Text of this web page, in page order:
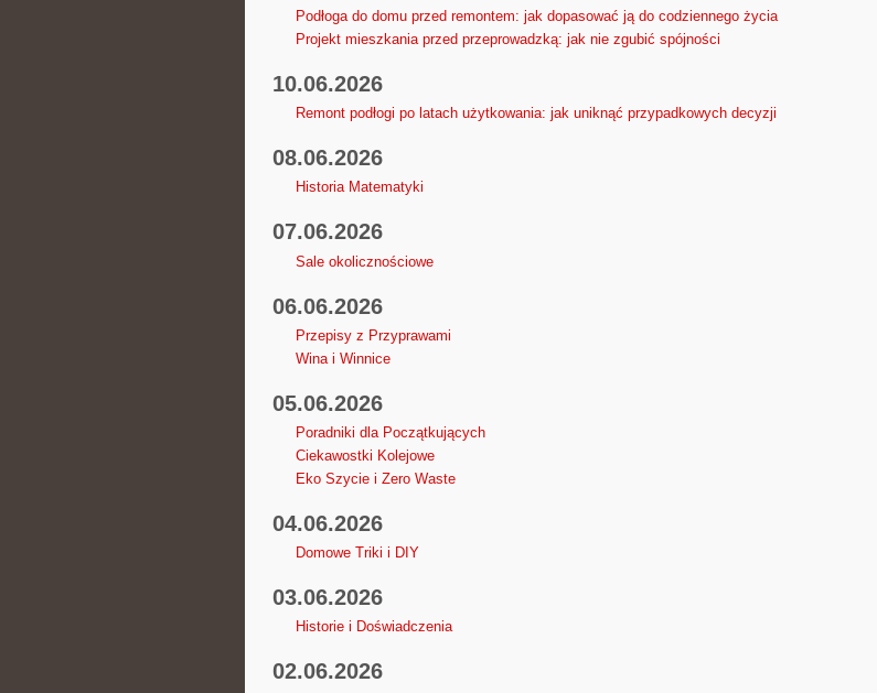
Podłoga do domu przed remontem: jak dopasować ją do codziennego życia
Projekt mieszkania przed przeprowadzką: jak nie zgubić spójności
10.06.2026
Remont podłogi po latach użytkowania: jak uniknąć przypadkowych decyzji
08.06.2026
Historia Matematyki
07.06.2026
Sale okolicznościowe
06.06.2026
Przepisy z Przyprawami
Wina i Winnice
05.06.2026
Poradniki dla Początkujących
Ciekawostki Kolejowe
Eko Szycie i Zero Waste
04.06.2026
Domowe Triki i DIY
03.06.2026
Historie i Doświadczenia
02.06.2026